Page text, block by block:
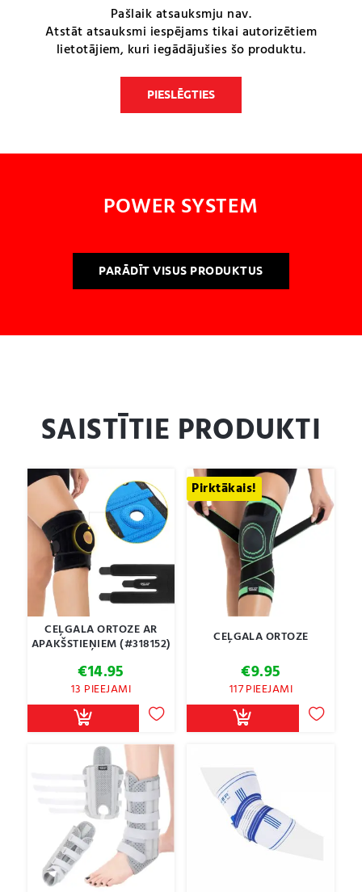
Pašlaik atsauksmju nav.
Atstāt atsauksmi iespējams tikai autorizētiem
lietotājiem, kuri iegādājušies šo produktu.
PIESLĒGTIES
POWER SYSTEM
PARĀDĪT VISUS PRODUKTUS
SAISTĪTIE PRODUKTI
CEĻGALA ORTOZE AR
APAKŠSTIEŅIEM (#318152)
€14.95
13 PIEEJAMI
Pirktākais!
CEĻGALA ORTOZE
€9.95
117 PIEEJAMI